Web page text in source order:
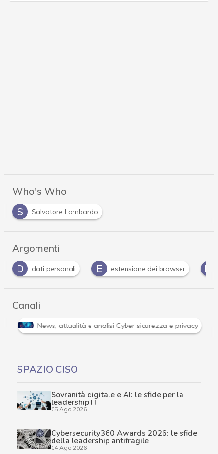
Who's Who
S
Salvatore Lombardo
Argomenti
E
estensione dei browser M malware
Canali
Attacchi hacker e Malware: le ultime news in tempo
SPAZIO CISO
Sovranità digitale e AI: le sfide per la
leadership IT
05 Ago 2026
Cybersecurity360 Awards 2026: le sfide
della leadership antifragile
04 Ago 2026